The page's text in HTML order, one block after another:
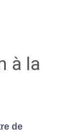
à la
de